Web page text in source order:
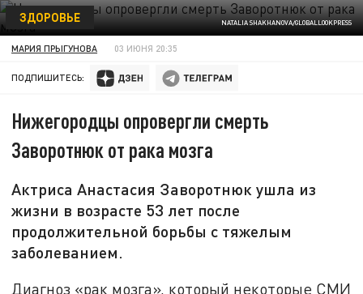
NATALIA SHAKHANOVA/GLOBALLOOKPRESS
ЗДОРОВЬЕ
МАРИЯ ПРЫГУНОВА 03 ИЮНЯ 20:35
ПОДПИШИТЕСЬ:
Нижегородцы опровергли смерть
Заворотнюк от рака мозга
Актриса Анастасия Заворотнюк ушла из
жизни в возрасте 53 лет после
продолжительной борьбы с тяжелым
заболеванием.
Диагноз «рак мозга», который некоторые СМИ